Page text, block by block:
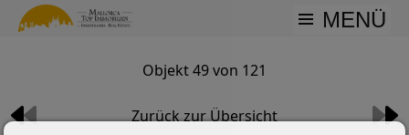
MENÜ
Objekt 49 von 121
Zurück zur Übersicht